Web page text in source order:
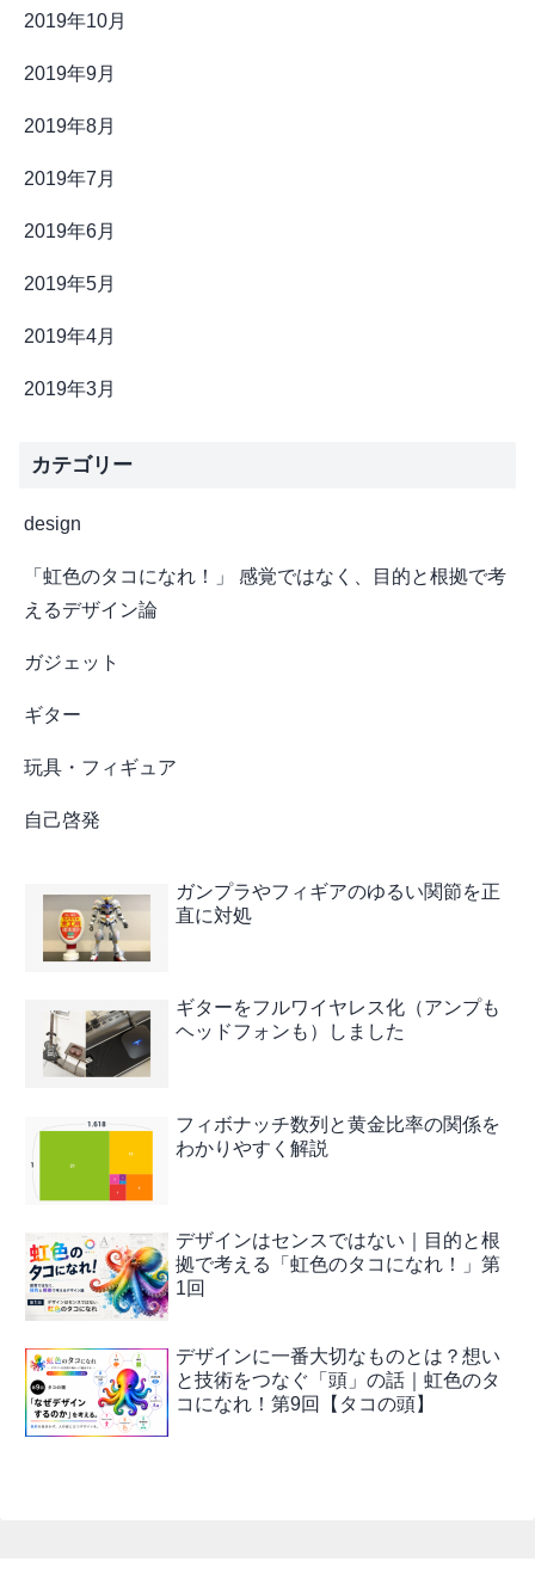
2019年10月
2019年9月
2019年8月
2019年7月
2019年6月
2019年5月
2019年4月
2019年3月
カテゴリー
design
「虹色のタコになれ！」 感覚ではなく、目的と根拠で考
えるデザイン論
ガジェット
ギター
玩具・フィギュア
自己啓発
ガンプラやフィギアのゆるい関節を正
直に対処
ギターをフルワイヤレス化（アンプも
ヘッドフォンも）しました
フィボナッチ数列と黄金比率の関係を
わかりやすく解説
デザインはセンスではない｜目的と根
拠で考える「虹色のタコになれ！」第
1回
デザインに一番大切なものとは？想い
と技術をつなぐ「頭」の話｜虹色のタ
コになれ！第9回【タコの頭】